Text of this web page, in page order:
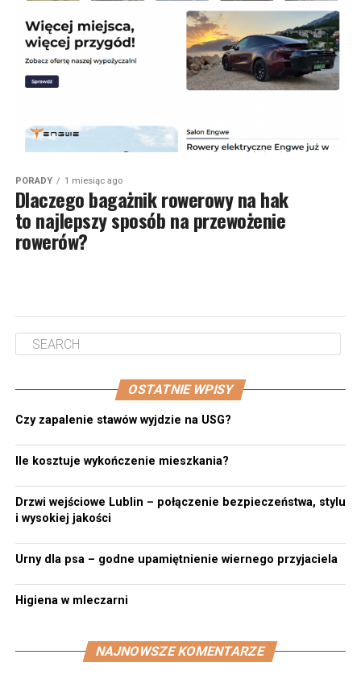
PORADY 1 miesiąc ago
Dlaczego bagażnik rowerowy na hak
to najlepszy sposób na przewożenie
rowerów?
OSTATNIE WPISY
Czy zapalenie stawów wyjdzie na USG?
Ile kosztuje wykończenie mieszkania?
Drzwi wejściowe Lublin – połączenie bezpieczeństwa, stylu
i wysokiej jakości
Urny dla psa – godne upamiętnienie wiernego przyjaciela
Higiena w mleczarni
NAJNOWSZE KOMENTARZE